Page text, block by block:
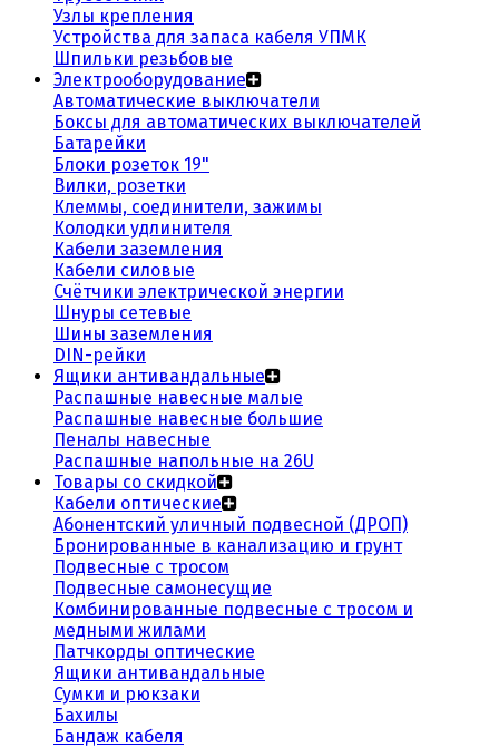
Узлы крепления
Устройства для запаса кабеля УПМК
Шпильки резьбовые
Электрооборудование
Автоматические выключатели
Боксы для автоматических выключателей
Батарейки
Блоки розеток 19"
Вилки, розетки
Клеммы, соединители, зажимы
Колодки удлинителя
Кабели заземления
Кабели силовые
Счётчики электрической энергии
Шнуры сетевые
Шины заземления
DIN-рейки
Ящики антивандальные
Распашные навесные малые
Распашные навесные большие
Пеналы навесные
Распашные напольные на 26U
Товары со скидкой
Кабели оптические
Абонентский уличный подвесной (ДРОП)
Бронированные в канализацию и грунт
Подвесные с тросом
Подвесные самонесущие
Комбинированные подвесные с тросом и
медными жилами
Патчкорды оптические
Ящики антивандальные
Сумки и рюкзаки
Бахилы
Бандаж кабеля